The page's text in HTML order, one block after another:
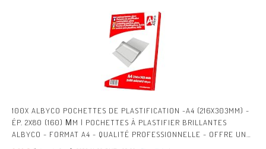
100X ALBYCO POCHETTES DE PLASTIFICATION -A4 (216X303MM) -
ÉP. 2X80 (160) ΜM | POCHETTES À PLASTIFIER BRILLANTES
ALBYCO - FORMAT A4 - QUALITÉ PROFESSIONNELLE - OFFRE UNE
PROTECTION DURABLE.